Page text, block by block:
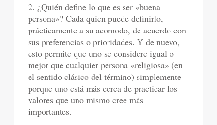
2. ¿Quién define lo que es ser «buena
persona»? Cada quien puede definirlo,
prácticamente a su acomodo, de acuerdo con
sus preferencias o prioridades. Y de nuevo,
esto permite que uno se considere igual o
mejor que cualquier persona «religiosa» (en
el sentido clásico del término) simplemente
porque uno está más cerca de practicar los
valores que uno mismo cree más
importantes.